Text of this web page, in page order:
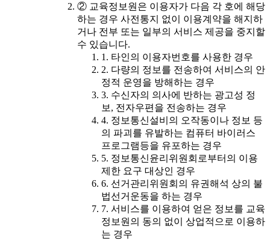
② 교육정보원은 이용자가 다음 각 호에 해당
하는 경우 사전통지 없이 이용계약을 해지하
거나 전부 또는 일부의 서비스 제공을 중지할
수 있습니다.
1. 타인의 이용자번호를 사용한 경우
2. 다량의 정보를 전송하여 서비스의 안
정적 운영을 방해하는 경우
3. 수신자의 의사에 반하는 광고성 정
보, 전자우편을 전송하는 경우
4. 정보통신설비의 오작동이나 정보 등
의 파괴를 유발하는 컴퓨터 바이러스
프로그램등을 유포하는 경우
5. 정보통신윤리위원회로부터의 이용
제한 요구 대상인 경우
6. 선거관리위원회의 유권해석 상의 불
법선거운동을 하는 경우
7. 서비스를 이용하여 얻은 정보를 교육
정보원의 동의 없이 상업적으로 이용하
는 경우